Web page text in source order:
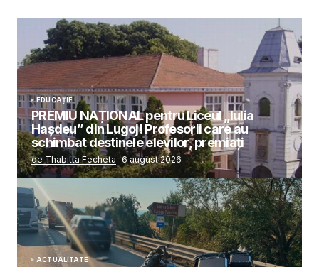
EDUCAȚIE
PREMIU NAȚIONAL pentru Liceul „Iulia
Hașdeu” din Lugoj! Profesorii care au
schimbat destinele elevilor, premiați
de Thabitta Fecheta 6 august 2026
ACTUALITATE